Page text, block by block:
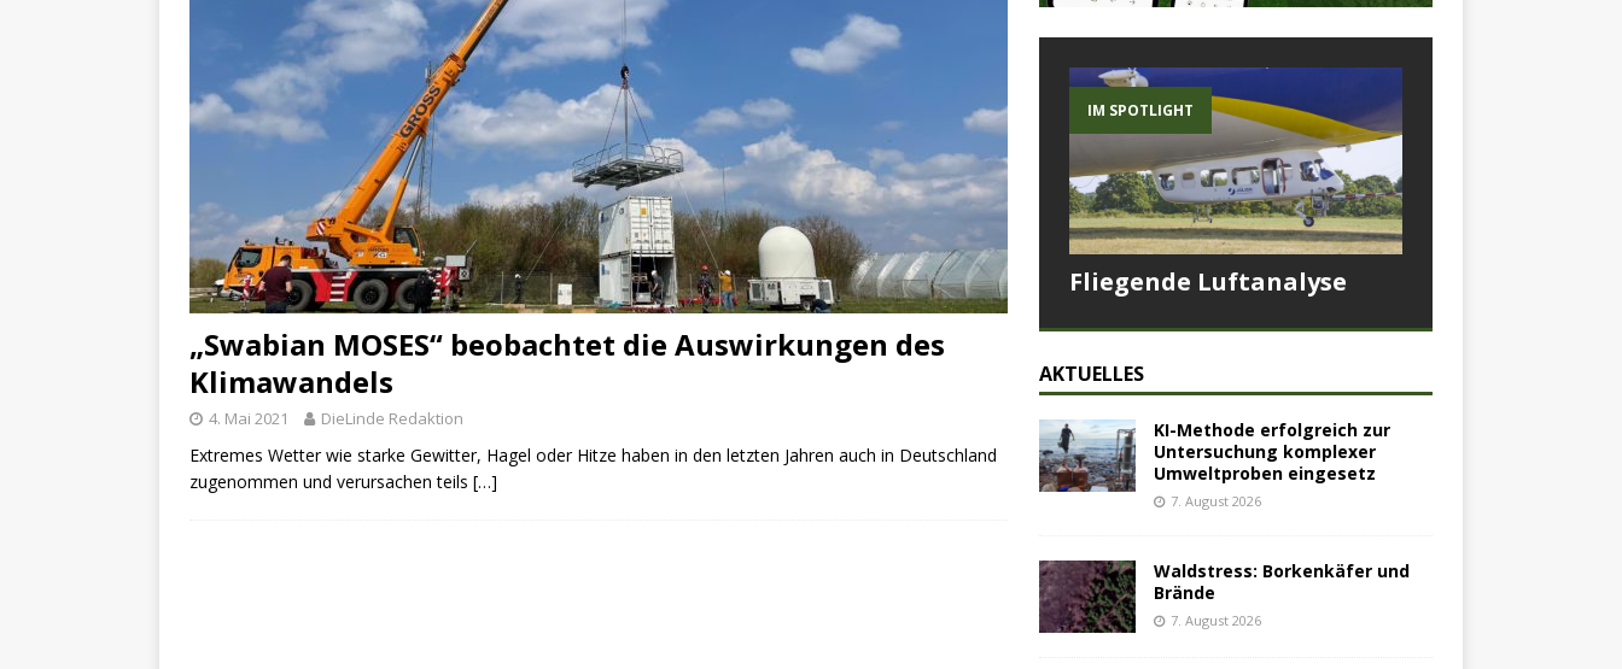
„Swabian MOSES“ beobachtet die Auswirkungen des
Klimawandels
4. Mai 2021 DieLinde Redaktion
Extremes Wetter wie starke Gewitter, Hagel oder Hitze haben in den letzten Jahren auch in Deutschland
zugenommen und verursachen teils […]
IM SPOTLIGHT
Fliegende Luftanalyse
AKTUELLES
KI-Methode erfolgreich zur
Untersuchung komplexer
Umweltproben eingesetz
7. August 2026
Waldstress: Borkenkäfer und
Brände
7. August 2026